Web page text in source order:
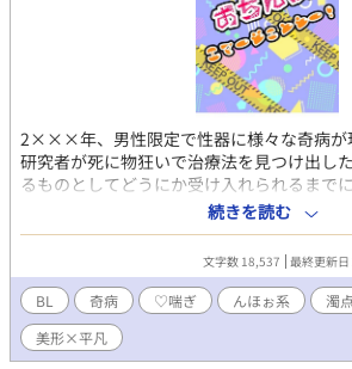
2×××年、男性限定で性器に様々な奇病が
研究者が死に物狂いで治療法を見つけ出し
るものとしてどうにか受け入れられるまで
は主に『拗らせた片想い』、治療には『片
──。 これは、そんな奇病にかかってしま
ゃらぶエロコメハピエンオムニバスで
ネタ考えるの楽しいですね♡ 色んな性癖詰
ても美味しく食べる方向けです！
続きを読む
文字数 18,537 最終更新
BL 奇病 ♡喘ぎ んほぉ系 濁
美形×平凡